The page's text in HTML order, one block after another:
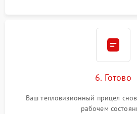
6. Готово
Ваш тепловизионный прицел
рабочем